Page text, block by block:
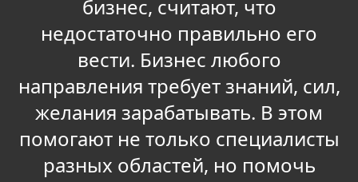
бизнес, считают, что
недостаточно правильно его
вести. Бизнес любого
направления требует знаний, сил,
желания зарабатывать. В этом
помогают не только специалисты
разных областей, но помочь